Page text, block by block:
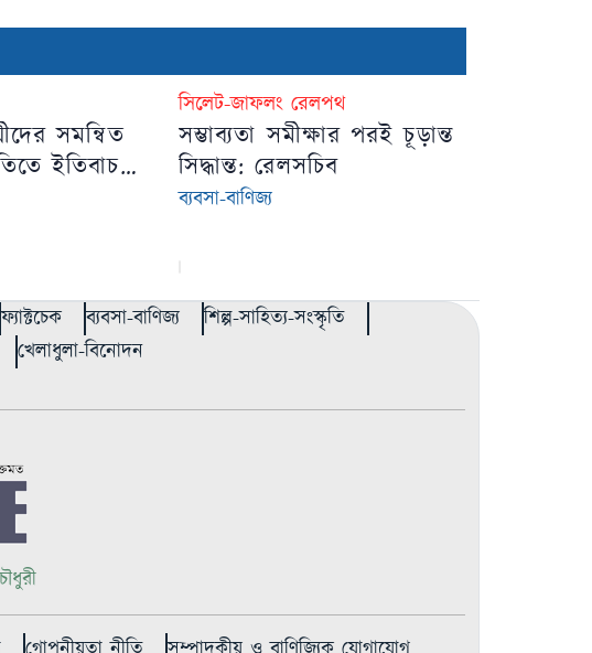
সমন্বিত
ইতিবাচক
সিলেট-জাফলং রেলপথ
সম্ভাব্যতা সমীক্ষার পরই চূড়ান্ত
সিদ্ধান্ত: রেলসচিব
ব্যবসা-বাণিজ্য
ফ্যাক্টচেক ব্যবসা-বাণিজ্য
শিল্প-সাহিত্য-সংস্কৃতি
খেলাধুলা-বিনোদন